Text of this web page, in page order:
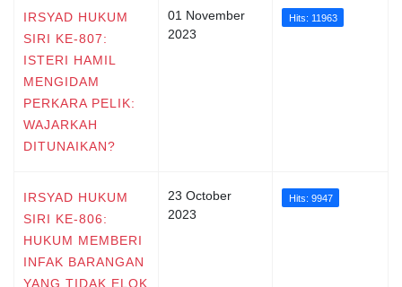
IRSYAD HUKUM
SIRI KE-807:
ISTERI HAMIL
MENGIDAM
PERKARA PELIK:
WAJARKAH
DITUNAIKAN?
01 November
2023
Hits: 11963
IRSYAD HUKUM
SIRI KE-806:
HUKUM MEMBERI
INFAK BARANGAN
YANG TIDAK ELOK
23 October
2023
Hits: 9947